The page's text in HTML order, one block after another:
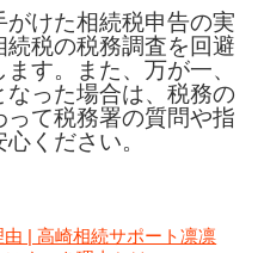
けた相続税申告の実
税の税務調査を回避
す。また、万が一、
った場合は、税務の
て税務署の質問や指
ください。
| 高崎相続サポート凛凛